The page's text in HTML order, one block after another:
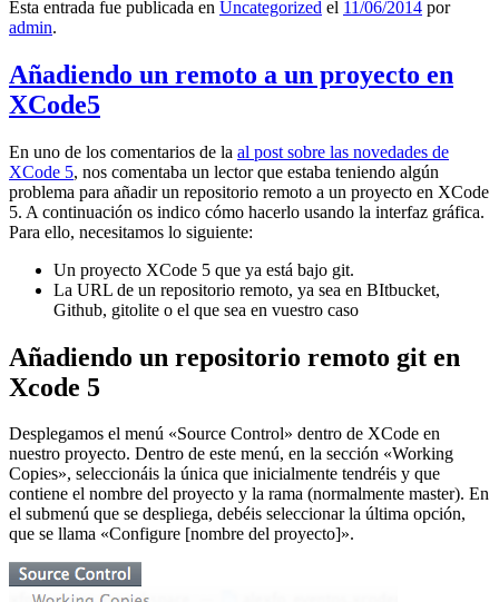
Esta entrada fue publicada en Uncategorized el 11/06/2014 por
admin.
Añadiendo un remoto a un proyecto en
XCode5
En uno de los comentarios de la al post sobre las novedades de
XCode 5, nos comentaba un lector que estaba teniendo algún
problema para añadir un repositorio remoto a un proyecto en XCode
5. A continuación os indico cómo hacerlo usando la interfaz gráfica.
Para ello, necesitamos lo siguiente:
Un proyecto XCode 5 que ya está bajo git.
La URL de un repositorio remoto, ya sea en BItbucket,
Github, gitolite o el que sea en vuestro caso
Añadiendo un repositorio remoto git en
Xcode 5
Desplegamos el menú «Source Control» dentro de XCode en
nuestro proyecto. Dentro de este menú, en la sección «Working
Copies», seleccionáis la única que inicialmente tendréis y que
contiene el nombre del proyecto y la rama (normalmente master). En
el submenú que se despliega, debéis seleccionar la última opción,
que se llama «Configure [nombre del proyecto]».